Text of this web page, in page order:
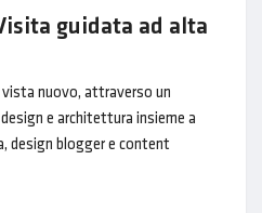
guidata ad alta
vista nuovo, attraverso un
e architettura insieme a
design blogger e content